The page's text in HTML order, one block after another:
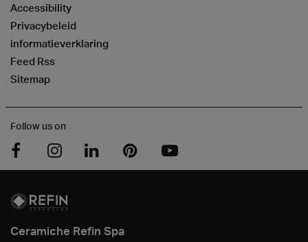
Accessibility
Privacybeleid
informatieverklaring
Feed Rss
Sitemap
Follow us on
Ceramiche Refin Spa